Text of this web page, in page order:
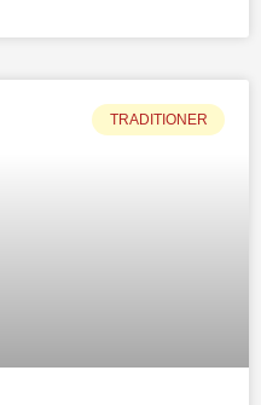
TRADITIONER